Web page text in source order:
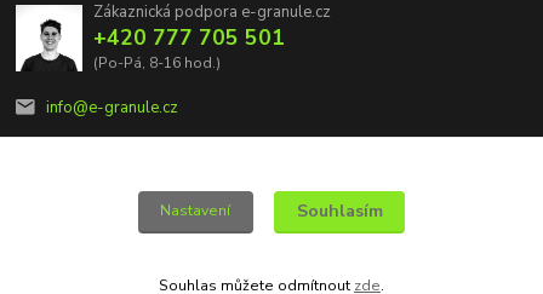
Zákaznická podpora e-granule.cz
+420 777 705 501
(Po-Pá, 8-16 hod.)
info@e-granule.cz
© 2022 e-granule.cz *** Všechna práva vyhrazena
Nastavení Souhlasím
Souhlas můžete odmítnout zde.